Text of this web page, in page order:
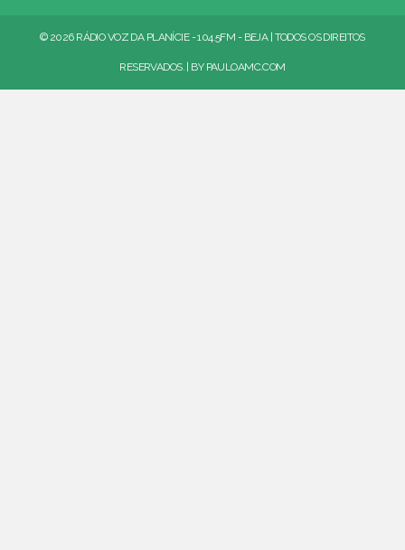
© 2026 RÁDIO VOZ DA PLANÍCIE - 104.5FM - BEJA | TODOS OS DIREITOS
RESERVADOS. | BY PAULOAMC.COM